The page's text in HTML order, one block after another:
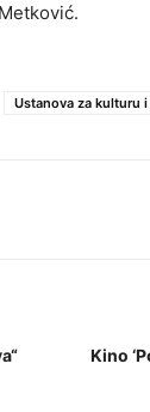
Ustanova za kulturu
Kino